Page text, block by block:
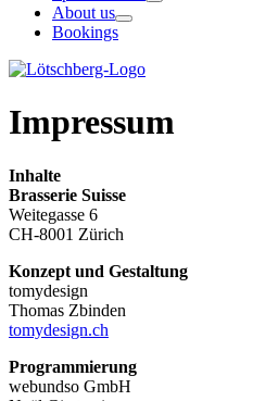
About us
Bookings
Impressum
Inhalte
Brasserie Suisse
Weitegasse 6
CH-8001 Zürich
Konzept und Gestaltung
tomydesign
Thomas Zbinden
tomydesign.ch
Programmierung
webundso GmbH